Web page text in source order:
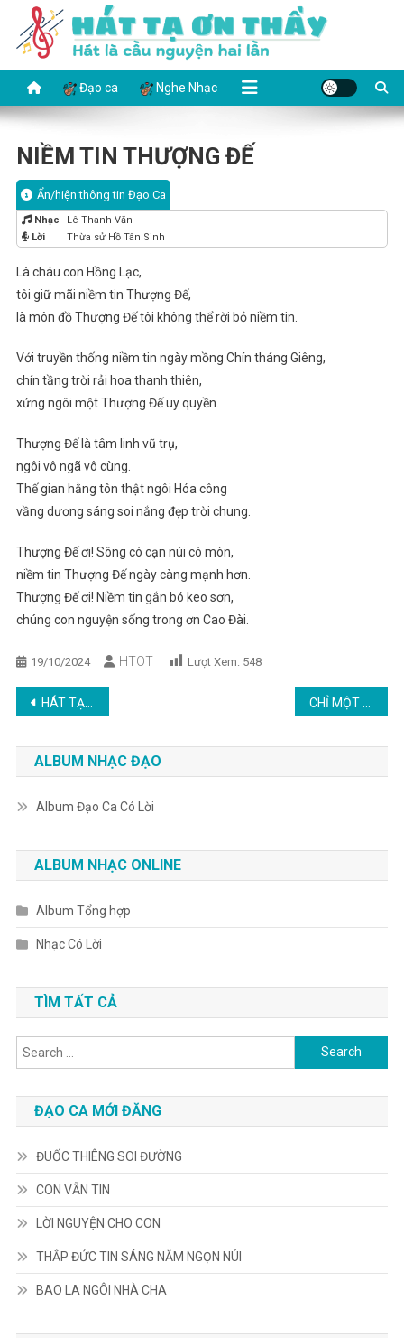
content
HÁT TẠ ƠN THẦY
Hát là cầu nguyện hai lần
Đạo ca
Nghe Nhạc
NIỀM TIN THƯỢNG ĐẾ
Ẩn/hiện thông tin Đạo Ca
Nhạc
Lê Thanh Văn
Lời
Thừa sử Hồ Tân Sinh
Là cháu con Hồng Lạc,
tôi giữ mãi niềm tin Thượng Đế,
là môn đồ Thượng Đế tôi không thể rời bỏ niềm tin.
Với truyền thống niềm tin ngày mồng Chín tháng Giêng,
chín tầng trời rải hoa thanh thiên,
xứng ngôi một Thượng Đế uy quyền.
Thượng Đế là tâm linh vũ trụ,
ngôi vô ngã vô cùng.
Thế gian hằng tôn thật ngôi Hóa công
vầng dương sáng soi nắng đẹp trời chung.
Thượng Đế ơi! Sông có cạn núi có mòn,
niềm tin Thượng Đế ngày càng mạnh hơn.
Thượng Đế ơi! Niềm tin gắn bó keo sơn,
chúng con nguyện sống trong ơn Cao Đài.
19/10/2024 HTOT Lượt Xem: 548
Post
navigation
HÁT TẠ ƠN THẦY
ALBUM NHẠC ĐẠO
Album Đạo Ca Có Lời
ALBUM NHẠC ONLINE
Album Tổng hợp
Nhạc Có Lời
TÌM TẤT CẢ
Search
for:
ĐẠO CA MỚI ĐĂNG
ĐUỐC THIÊNG SOI ĐƯỜNG
CON VẪN TIN
LỜI NGUYỆN CHO CON
THẮP ĐỨC TIN SÁNG NĂM NGỌN NÚI
BAO LA NGÔI NHÀ CHA